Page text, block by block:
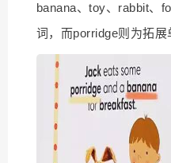
banana、toy、rabbit、
词，而porridge则为拓展